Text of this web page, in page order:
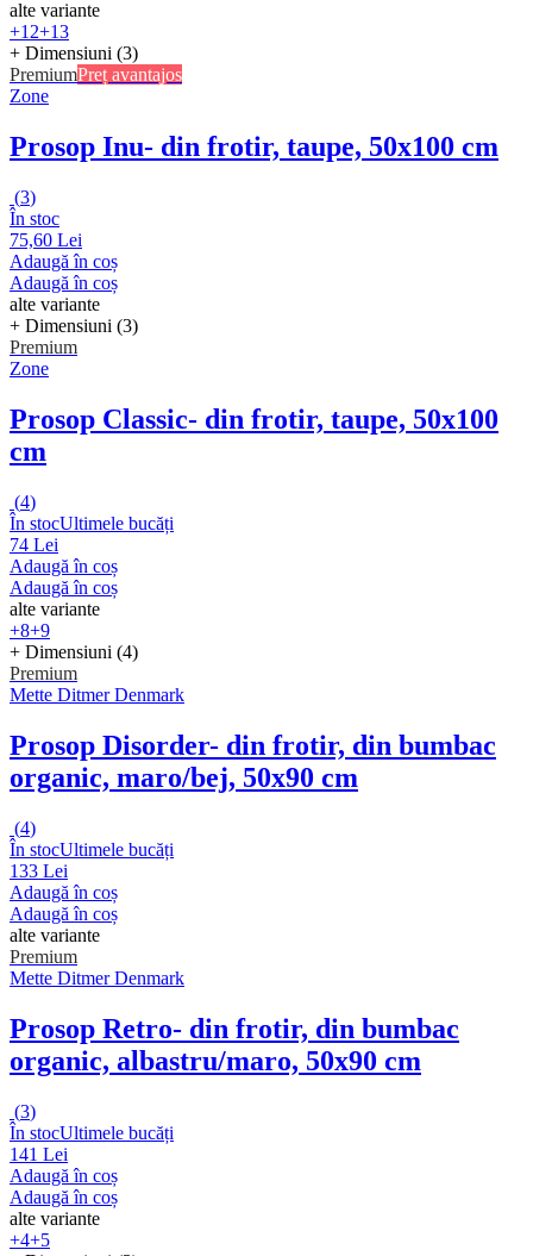
alte variante
+12+13
+ Dimensiuni (3)
PremiumPreț avantajos
Zone
Prosop Inu- din frotir, taupe, 50x100 cm
(3)
În stoc
75,60 Lei
Adaugă în coș
Adaugă în coș
alte variante
+ Dimensiuni (3)
Premium
Zone
Prosop Classic- din frotir, taupe, 50x100
cm
(4)
În stocUltimele bucăți
74 Lei
Adaugă în coș
Adaugă în coș
alte variante
+8+9
+ Dimensiuni (4)
Premium
Mette Ditmer Denmark
Prosop Disorder- din frotir, din bumbac
organic, maro/bej, 50x90 cm
(4)
În stocUltimele bucăți
133 Lei
Adaugă în coș
Adaugă în coș
alte variante
Premium
Mette Ditmer Denmark
Prosop Retro- din frotir, din bumbac
organic, albastru/maro, 50x90 cm
(3)
În stocUltimele bucăți
141 Lei
Adaugă în coș
Adaugă în coș
alte variante
+4+5